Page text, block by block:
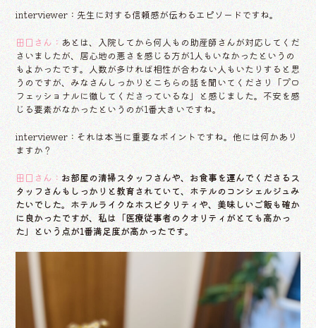
interviewer：先生に対する信頼感が伝わるエピソードですね。
田口さん： あとは、入院してから何人もの助産師さんが対応してくだ
さいましたが、居心地の悪さを感じる方が1人もいなかったというの
もよかったです。人数が多ければ相性が合わない人もいたりすると思
うのですが、みなさんしっかりとこちらの話を聞いてくださり「プロ
フェッショナルに徹してくださっているな」と感じました。不安を感
じる要素がなかったというのが1番大きいですね。
interviewer：それは本当に重要なポイントですね。他には何かあり
ますか？
田口さん：お部屋の清掃スタッフさんや、お食事を運んでくださるス
タッフさんもしっかりと教育されていて、ホテルのコンシェルジュみ
たいでした。ホテルライクなホスピタリティや、美味しいご飯も確か
に良かったですが、私は「医療従事者のクオリティがとても高かっ
た」という点が1番満足度が高かったです。